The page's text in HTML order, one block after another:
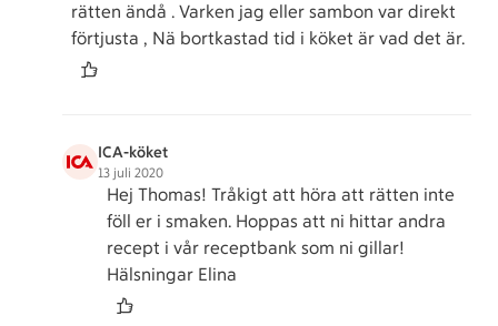
rätten ändå . Varken jag eller sambon var direkt
förtjusta , Nä bortkastad tid i köket är vad det är.
ICA-köket
13 juli 2020
Hej Thomas! Tråkigt att höra att rätten inte
föll er i smaken. Hoppas att ni hittar andra
recept i vår receptbank som ni gillar!
Hälsningar Elina